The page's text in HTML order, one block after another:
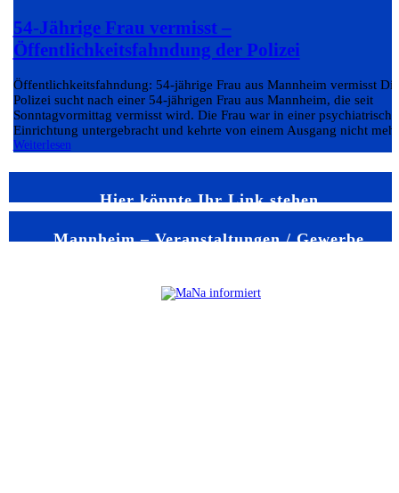
54-Jährige Frau vermisst –
Öffentlichkeitsfahndung der Polizei
Öffentlichkeitsfahndung: 54-jährige Frau aus Mannheim vermisst Die
Polizei sucht nach einer 54-jährigen Frau aus Mannheim, die seit
Sonntagvormittag vermisst wird. Die Frau war in einer
Einrichtung untergebracht und kehrte von einem Ausgang nicht
Weiterlesen
Hier könnte Ihr Link stehen
Mannheim – Veranstaltungen / Gewerbe